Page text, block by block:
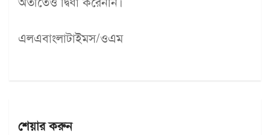
এলএবাংলাটাইমস/ওএম
শেয়ার করুন